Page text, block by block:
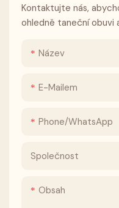
Kontaktujte nás,
ohledně taneční obuvi
Název
E-Mailem
Phone/whatsApp
Společnost
Obsah